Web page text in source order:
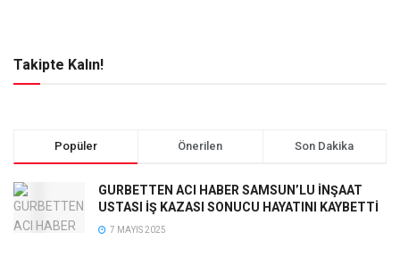
Takipte Kalın!
Popüler Önerilen Son Dakika
GURBETTEN ACI HABER SAMSUN’LU İNŞAAT
USTASI İŞ KAZASI SONUCU HAYATINI KAYBETTİ
7 MAYIS 2025